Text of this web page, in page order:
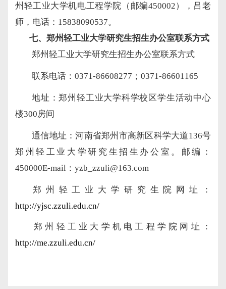
州轻工业大学机电工程学院（邮编450002）， 吕老
师， 电话： 15838090537。
七、郑州轻工业大学研究生招生办公室联系方式
郑州轻工业大学研究生招生办公室联系方式
联系电话： 0371-86608277；0371-86601165
地址：郑州轻工业大学科学校区学生活动中心
楼300房间
通信地址：河南省郑州市高新区科学大道136号
郑州轻工业大学研究生招生办公室 。 邮编：
450000E-mail：yzb_zzuli@163.com
郑州轻工业大学 研究生院网址：
http://yjsc.zzuli.edu.cn/
郑州轻工业大学 机电工程学院网址：
http://me.zzuli.edu.cn/